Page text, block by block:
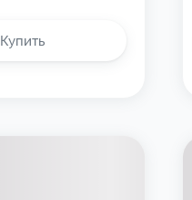
Купить